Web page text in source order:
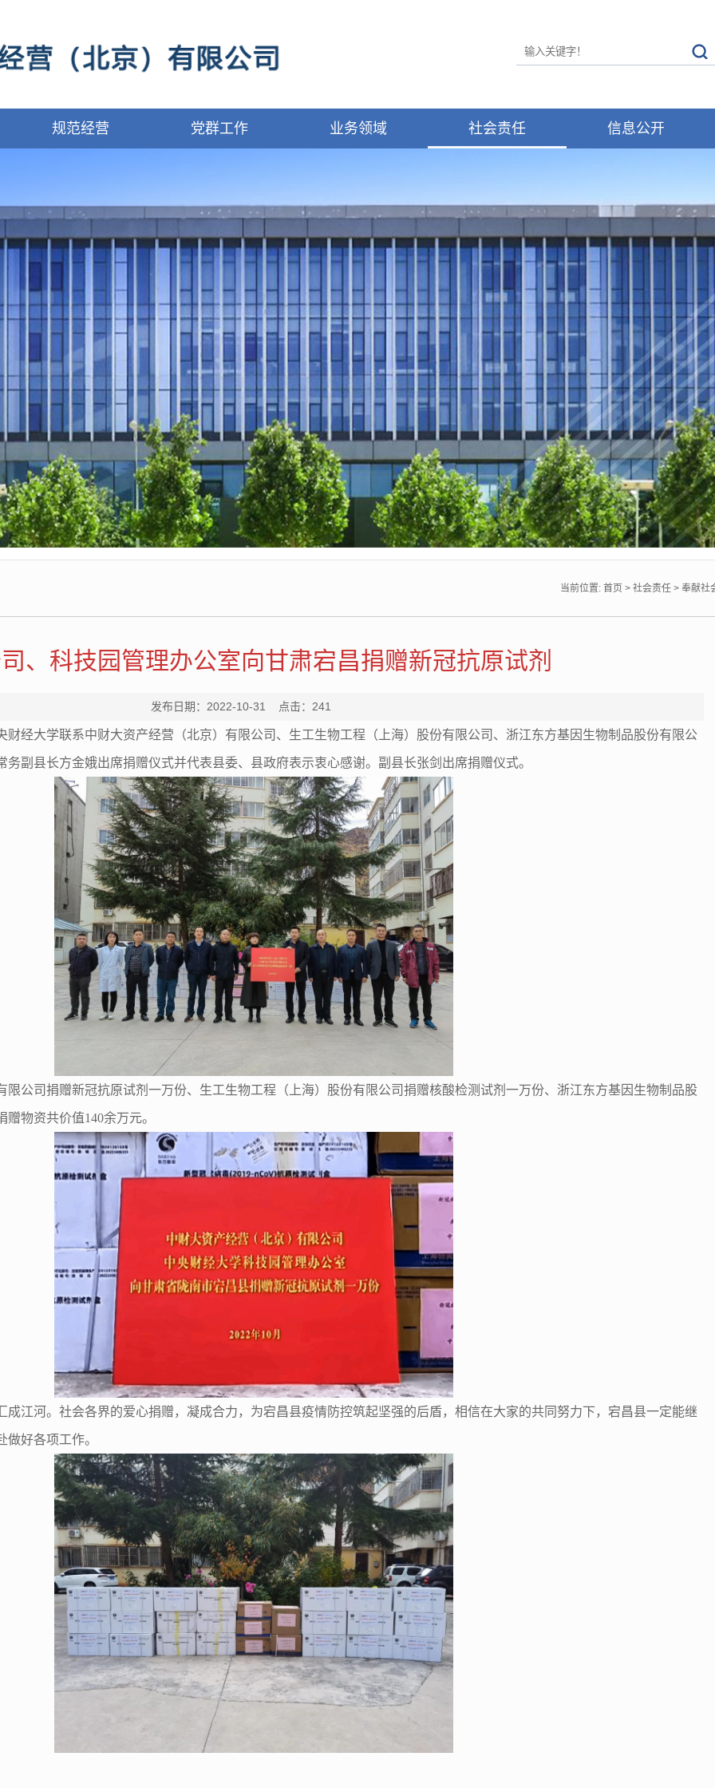
规范经营 党群工作 业务领域 社会责任 信息公开
当前位置: 首页 > 社会责任 > 奉献社
、科技园管理办公室向甘肃宕昌捐赠新冠抗原试剂
发布日期：2022-10-31 点击： 241
财经大学联系中财大资产经营（北京）有限公司、生工生物工程（上海）股份有限公司、浙江东方基因生物制品股份有限公
副县长方金娥出席捐赠仪式并代表县委、县政府表示衷心感谢。副县长张剑出席捐赠仪式。
限公司捐赠新冠抗原试剂一万份、生工生物工程（上海）股份有限公司捐赠核酸检测试剂一万份、浙江东方基因生物制品股
物资共价值140余万元。
成江河。社会各界的爱心捐赠，凝成合力，为宕昌县疫情防控筑起坚强的后盾，相信在大家的共同努力下，宕昌县一定能继
好各项工作。